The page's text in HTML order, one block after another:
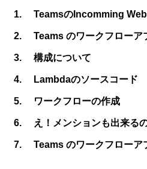
TeamsのIncomming
Teams のワークフローア
構成について
Lambdaのソースコード
ワークフローの作成
え！メンションも出来る
Teams のワークフローア